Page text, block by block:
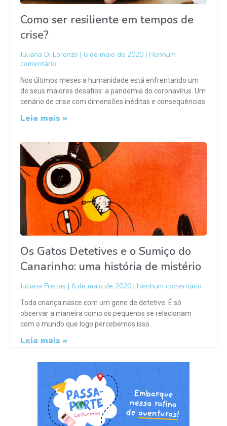
Como ser resiliente em tempos de
crise?
Juliana Di Lorenzo 6 de maio de 2020
Nenhum
comentário
Nos últimos meses a humanidade está enfrentando um
de seus maiores desafios: a pandemia do coronavírus. Um
cenário de crise com dimensões inéditas e consequências
Leia mais »
Os Gatos Detetives e o Sumiço do
Canarinho: uma história de mistério
Juliana Freitas 6 de maio de 2020 Nenhum comentário
Toda criança nasce com um gene de detetive. É só
observar a maneira como os pequenos se relacionam
com o mundo que logo percebemos isso.
Leia mais »